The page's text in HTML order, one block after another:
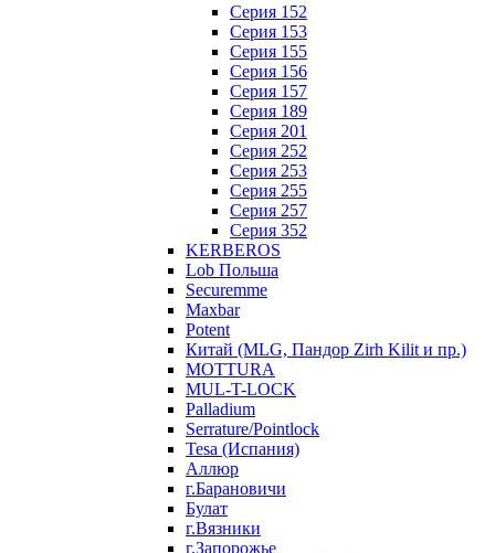
Серия 152
Серия 153
Серия 155
Серия 156
Серия 157
Серия 189
Серия 201
Серия 252
Серия 253
Серия 255
Серия 257
Серия 352
KERBEROS
Lob Польша
Securemme
Maxbar
Potent
Китай (MLG, Пандор Zirh Kilit и пр.)
MOTTURA
MUL-T-LOCK
Palladium
Serrature/Pointlock
Tesa (Испания)
Аллюр
г.Барановичи
Булат
г.Вязники
г.Запорожье